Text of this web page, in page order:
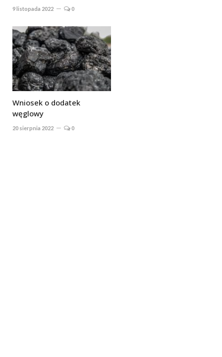
9 listopada 2022 0
Wniosek o dodatek
węglowy
20 sierpnia 2022 0